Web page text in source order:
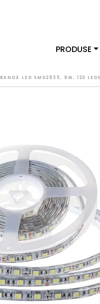
PRODUSE
BANDĂ LED SMD2835, 8W, 120